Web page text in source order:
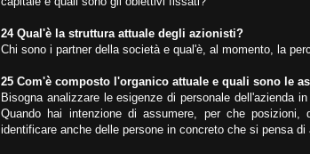
24 Qual'è la struttura attuale degli azionisti?
Chi sono i partner della società e qual'è, al momento, la
25 Com'è composto l'organico attuale e quali sono le
Bisogna analizzare le esigenze di personale dell'azienda
Quando hai intenzione di assumere, per che
identificare anche delle persone in concreto che si pensa di